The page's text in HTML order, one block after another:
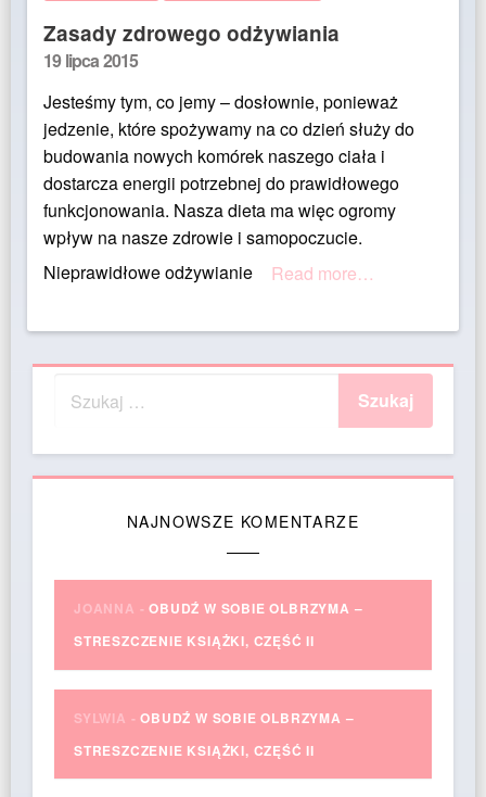
Zasady zdrowego odżywiania
Posted
19 lipca 2015
Jesteśmy tym, co jemy – dosłownie, ponieważ
jedzenie, które spożywamy na co dzień służy do
budowania nowych komórek naszego ciała i
dostarcza energii potrzebnej do prawidłowego
funkcjonowania. Nasza dieta ma więc ogromy
wpływ na nasze zdrowie i samopoczucie.
Nieprawidłowe odżywianie
Read more…
NAJNOWSZE KOMENTARZE
JOANNA -OBUDŹ W SOBIE OLBRZYMA –
STRESZCZENIE KSIĄŻKI, CZĘŚĆ II
SYLWIA -OBUDŹ W SOBIE OLBRZYMA –
STRESZCZENIE KSIĄŻKI, CZĘŚĆ II